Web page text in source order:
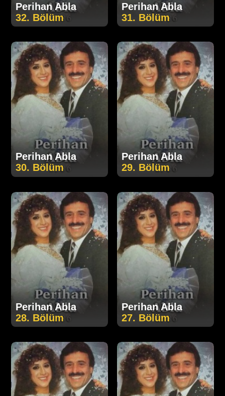
Perihan Abla
32. Bölüm
Perihan Abla
31. Bölüm
Perihan Abla
30. Bölüm
Perihan Abla
29. Bölüm
Perihan Abla
28. Bölüm
Perihan Abla
27. Bölüm